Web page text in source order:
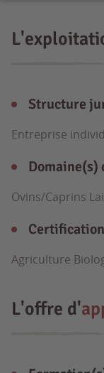
Structure
Entreprise
Ovins/Caprins
Agriculture
L'offre d'